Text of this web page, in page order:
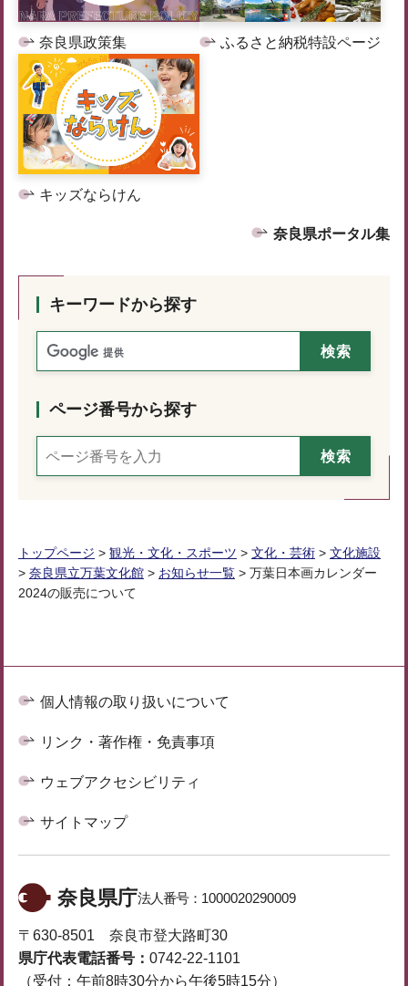
奈良県政策集 ふるさと納税特設ページ
キッズならけん
奈良県ポータル集
キーワードから探す
ページ番号から探す
トップページ > 観光・文化・スポーツ > 文化・芸術 > 文化施設
> 奈良県立万葉文化館 > お知らせ一覧 > 万葉日本画カレンダー
2024の販売について
個人情報の取り扱いについて
リンク・著作権・免責事項
ウェブアクセシビリティ
サイトマップ
奈良県庁法人番号： 1000020290009
〒630-8501 奈良市登大路町30
県庁代表電話番号： 0742-22-1101
（受付：午前8時30分から午後5時15分）